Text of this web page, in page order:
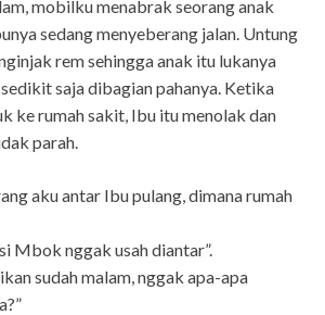
mobilku menabrak seorang anak
sedang menyeberang jalan. Untung
rem sehingga anak itu lukanya
saja dibagian pahanya. Ketika
ke rumah sakit, Ibu itu menolak dan
parah.
aku antar Ibu pulang, dimana rumah
Mbok nggak usah diantar”.
sudah malam, nggak apa-apa